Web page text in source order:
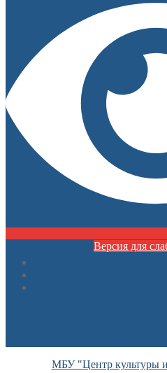
Версия для
МБУ "Центр культуры и